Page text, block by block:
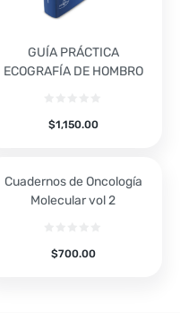
GUÍA PRÁCTICA
ECOGRAFÍA DE HOMBRO
$1,150.00
Cuadernos de Oncología
Molecular vol 2
$700.00